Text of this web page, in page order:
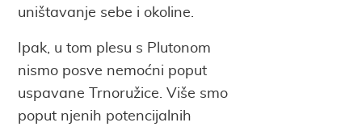
uništavanje sebe i okoline.
Ipak, u tom plesu s Plutonom
nismo posve nemoćni poput
uspavane Trnoružice. Više smo
poput njenih potencijalnih